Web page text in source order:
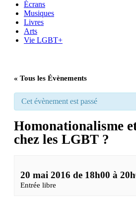
Écrans
Musiques
Livres
Arts
Vie LGBT+
« Tous les Évènements
Cet évènement est passé
Homonationalisme
chez les LGBT ?
20 mai 2016 de 18h00 à
Entrée libre